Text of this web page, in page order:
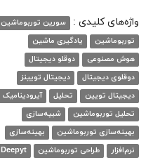
واژه‌های کلیدی :
سورین توربوماشین
توربوماشین
یادگیری ماشین
هوش مصنوعی
دوقلو دیجیتال
دوقلوی دیجیتال
دیجیتال تویینز
دیجیتال تویین
تحلیل
آیرودینامیک
تحلیل توربوماشین
شبیه‌سازی
بهینه‌سازی توربوماشین
بهینه‌سازی
نرم‌افزار
طراحی توربوماشین Deepyt